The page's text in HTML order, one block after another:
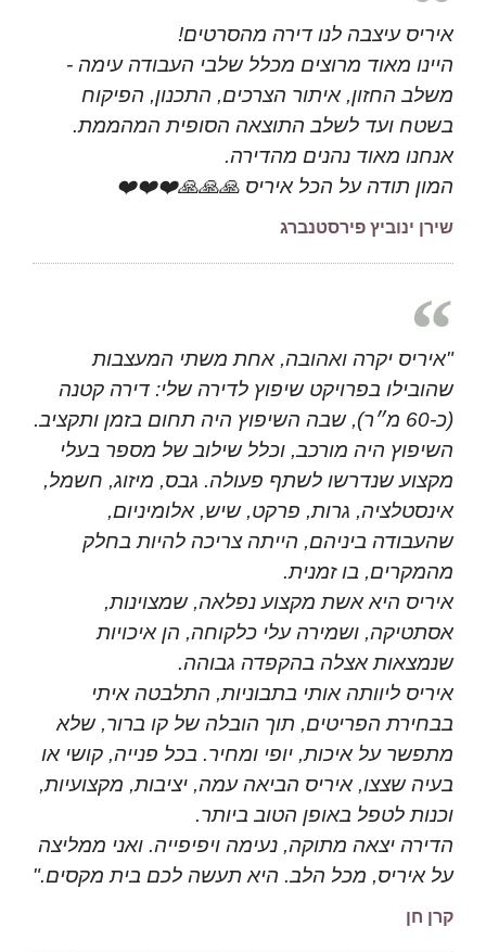
איריס עיצבה לנו דירה מהסרטים!
היינו מאוד מרוצים מכלל שלבי העבודה עימה -
משלב החזון, איתור הצרכים, התכנון, הפיקוח
בשטח ועד לשלב התוצאה הסופית המהממת.
אנחנו מאוד נהנים מהדירה.
המון תודה על הכל איריס 🙏🙏🙏❤️❤️❤️
שירן ינוביץ פירסטנברג
"איריס יקרה ואהובה, אחת משתי המעצבות
שהובילו בפרויקט שיפוץ לדירה שלי: דירה קטנה
(כ-60 מ״ר), שבה השיפוץ היה תחום בזמן ותקציב.
השיפוץ היה מורכב, וכלל שילוב של מספר בעלי
מקצוע שנדרשו לשתף פעולה. גבס, מיזוג, חשמל,
אינסטלציה, גרות, פרקט, שיש, אלומיניום,
שהעבודה ביניהם, הייתה צריכה להיות בחלק
מהמקרים, בו זמנית.
איריס היא אשת מקצוע נפלאה, שמצוינות,
אסתטיקה, ושמירה עלי כלקוחה, הן איכויות
שנמצאות אצלה בהקפדה גבוהה.
איריס ליוותה אותי בתבוניות, התלבטה איתי
בבחירת הפריטים, תוך הובלה של קו ברור, שלא
מתפשר על איכות, יופי ומחיר. בכל פנייה, קושי או
בעיה שצצו, איריס הביאה עמה, יציבות, מקצועיות,
וכנות לטפל באופן הטוב ביותר.
הדירה יצאה מתוקה, נעימה ויפיפייה. ואני ממליצה
על איריס, מכל הלב. היא תעשה לכם בית מקסים."
קרן חן